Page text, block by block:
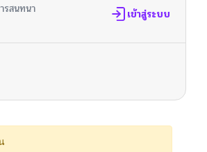
รสนทนา เข้าสู่ระบบ